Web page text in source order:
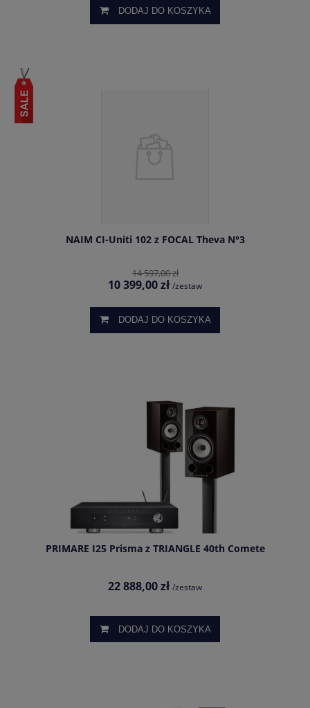
DODAJ DO KOSZYKA
NAIM CI-Uniti 102 z FOCAL Theva N°3
14 597,00 zł
10 399,00 zł /zestaw
DODAJ DO KOSZYKA
PRIMARE I25 Prisma z TRIANGLE 40th Comete
22 888,00 zł /zestaw
DODAJ DO KOSZYKA